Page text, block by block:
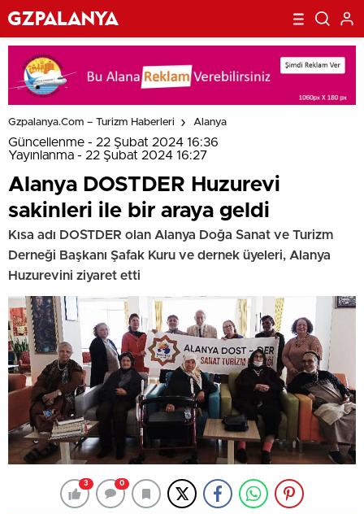
Gzpalanya.com – Turizm Haberleri Alanya
Güncellenme - 22 Şubat 2024 16:36
Yayınlanma - 22 Şubat 2024 16:27
Alanya DOSTDER Huzurevi
sakinleri ile bir araya geldi
Kısa adı DOSTDER olan Alanya Doğa Sanat ve Turizm
Derneği Başkanı Şafak Kuru ve dernek üyeleri, Alanya
Huzurevini ziyaret etti
3 0